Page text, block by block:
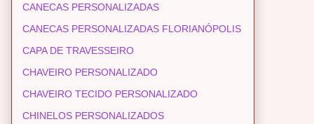
CANECAS PERSONALIZADAS
CANECAS PERSONALIZADAS FLORIANÓPOLIS
CAPA DE TRAVESSEIRO
CHAVEIRO PERSONALIZADO
CHAVEIRO TECIDO PERSONALIZADO
CHINELOS PERSONALIZADOS